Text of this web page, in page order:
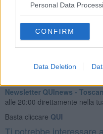
Personal Data
CONFIRM
Data Deletion
Per le stesse ragioni anche il
commerciali sarà attivo dalle
Newsletter QUInews -
alle 20:00 direttamente nella
Basta cliccare QUI
Ti potrebbe interessare